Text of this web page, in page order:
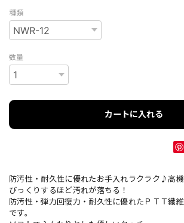
種類
数量
カートに入れる
防汚性・耐久性に優れたお手入れラクラク♪高
びっくりするほど汚れが落ちる！
防汚性・弾力回復力・耐久性に優れたＰＴＴ繊
です。